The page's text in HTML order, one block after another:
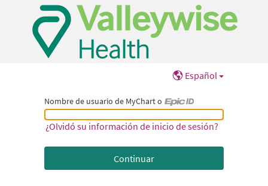
Español
Nombre de usuario de MyChart o
Nombre de usuario de MyChart o Epic ID
¿Olvidó su información de inicio de sesión?